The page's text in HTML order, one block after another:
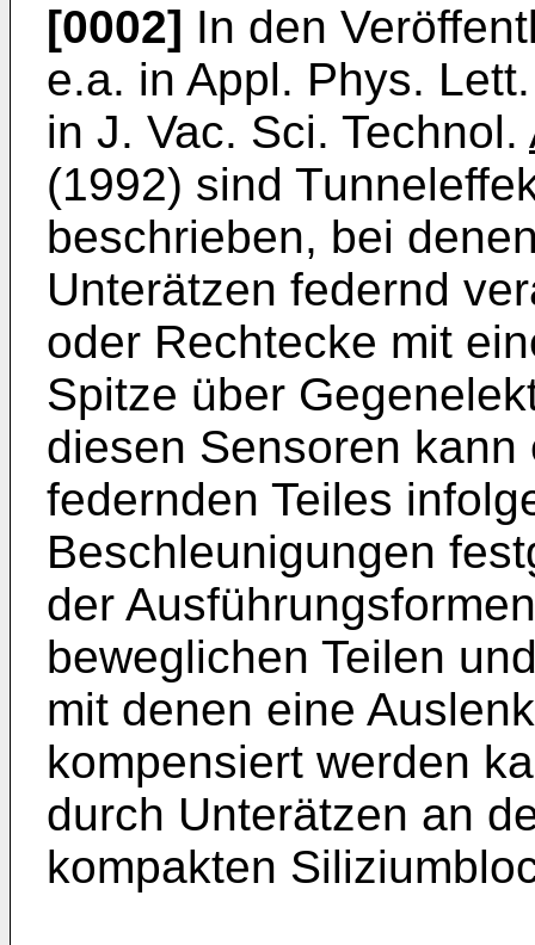
[0002] In den
e.a. in Appl. Phys.
in J. Vac. Sci. Technol.
(1992) sind
beschrieben, bei
Unterätzen federnd
oder Rechtecke mit
Spitze über
diesen Sensoren
federnden Teiles
Beschleunigungen
der
beweglichen Teilen
mit denen eine
kompensiert werden
durch Unterätzen an
kompakten